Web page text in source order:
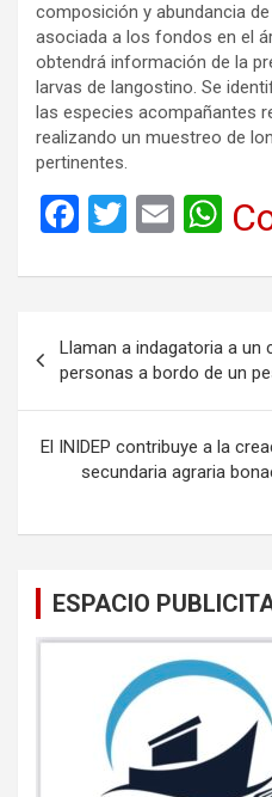
composición y abundancia
asociada a los fondos en el
obtendrá información de la
larvas de langostino. Se
las especies acompañantes
realizando un muestreo de
pertinentes.
F
ce
o
o
k
T
tt
er
E
ail
W
at
A
p
p
de
entradas
Llaman a indagatoria a
personas a bordo de un
El INIDEP contribuye a la
secundaria agraria
ESPACIO